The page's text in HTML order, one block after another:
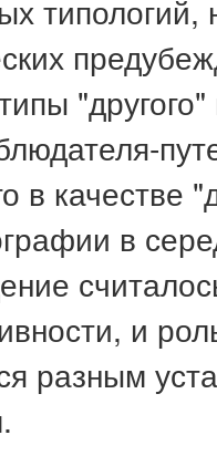
типологий,
в качестве
в
и
разным